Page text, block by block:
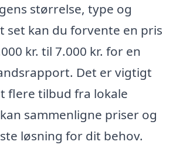
størrelse, type og
set kan du forvente en pris
kr. til 7.000 kr. for en
Det er vigtigt
flere tilbud fra lokale
sammenligne priser og
løsning for dit behov.